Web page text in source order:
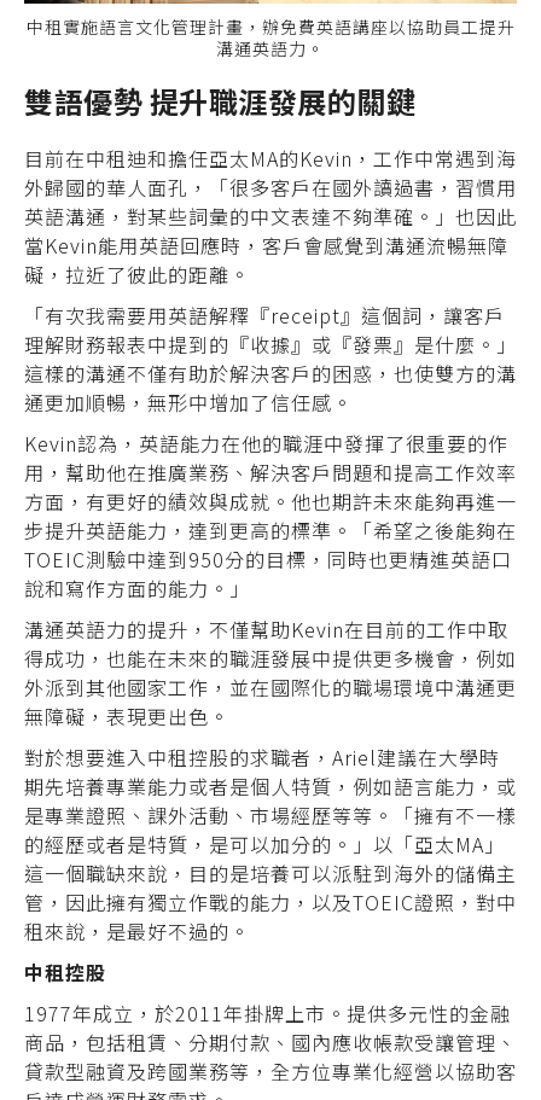
中租實施語言文化管理計畫，辦免費英語講座以協助員工提升
溝通英語力。
雙語優勢 提升職涯發展的關鍵
目前在中租迪和擔任亞太MA的Kevin，工作中常遇到海
外歸國的華人面孔，「很多客戶在國外讀過書，習慣用
英語溝通，對某些詞彙的中文表達不夠準確。」也因此
當Kevin能用英語回應時，客戶會感覺到溝通流暢無障
礙，拉近了彼此的距離。
「有次我需要用英語解釋『receipt』這個詞，讓客戶
理解財務報表中提到的『收據』或『發票』是什麼。」
這樣的溝通不僅有助於解決客戶的困惑，也使雙方的溝
通更加順暢，無形中增加了信任感。
Kevin認為，英語能力在他的職涯中發揮了很重要的作
用，幫助他在推廣業務、解決客戶問題和提高工作效率
方面，有更好的績效與成就。他也期許未來能夠再進一
步提升英語能力，達到更高的標準。「希望之後能夠在
TOEIC測驗中達到950分的目標，同時也更精進英語口
說和寫作方面的能力。」
溝通英語力的提升，不僅幫助Kevin在目前的工作中取
得成功，也能在未來的職涯發展中提供更多機會，例如
外派到其他國家工作，並在國際化的職場環境中溝通更
無障礙，表現更出色。
對於想要進入中租控股的求職者，Ariel建議在大學時
期先培養專業能力或者是個人特質，例如語言能力，或
是專業證照、課外活動、市場經歷等等。「擁有不一樣
的經歷或者是特質，是可以加分的。」以「亞太MA」
這一個職缺來說，目的是培養可以派駐到海外的儲備主
管，因此擁有獨立作戰的能力，以及TOEIC證照，對中
租來說，是最好不過的。
中租控股
1977年成立，於2011年掛牌上市。提供多元性的金融
商品，包括租賃、分期付款、國內應收帳款受讓管理、
貸款型融資及跨國業務等，全方位專業化經營以協助客